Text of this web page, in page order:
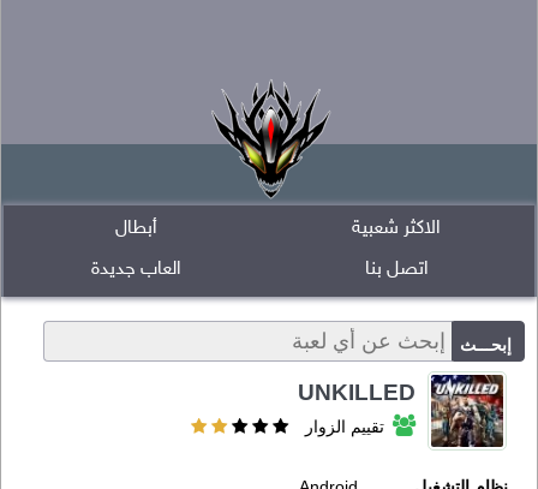
أبطال
الاكثر شعبية
العاب جديدة
اتصل بنا
UNKILLED
تقييم الزوار